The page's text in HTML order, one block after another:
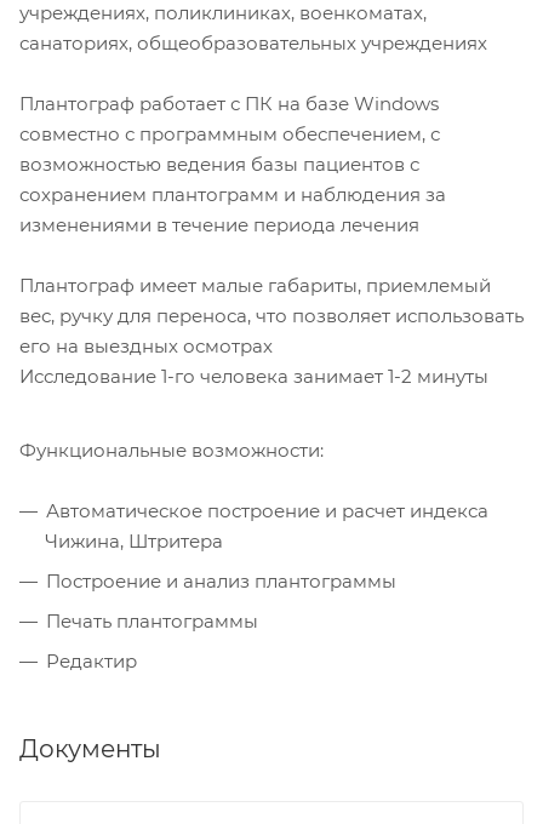
учреждениях, поликлиниках, военкоматах,
санаториях, общеобразовательных учреждениях
Плантограф работает с ПК на базе Windows
совместно с программным обеспечением, с
возможностью ведения базы пациентов с
сохранением плантограмм и наблюдения за
изменениями в течение периода лечения
Плантограф имеет малые габариты, приемлемый
вес, ручку для переноса, что позволяет использовать
его на выездных осмотрах
Исследование 1-го человека занимает 1-2 минуты
Функциональные возможности:
Автоматическое построение и расчет индекса
Чижина, Штритера
Построение и анализ плантограммы
Печать плантограммы
Редактир
Документы